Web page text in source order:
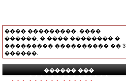
���� ���������, ����
������, � ���� �������� �
��������� ���������� �� 3
������.
������ ���
���������������